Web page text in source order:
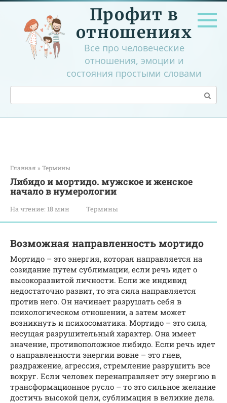
Перейти
контенту
Профит в
отношениях
Все про человеческие
отношения, эмоции и
состояния простыми словами
Поиск:
Главная » Термины
Либидо и мортидо. мужское и женское
начало в нумерологии
На чтение: 18 мин Термины
Возможная направленность мортидо
Мортидо – это энергия, которая направляется на
созидание путем сублимации, если речь идет о
высокоразвитой личности. Если же индивид
недостаточно развит, то эта сила направляется
против него. Он начинает разрушать себя в
психологическом отношении, а затем может
возникнуть и психосоматика. Мортидо – это сила,
несущая разрушительный характер. Она имеет
значение, противоположное либидо. Если речь идет
о направленности энергии вовне – это гнев,
раздражение, агрессия, стремление разрушить все
вокруг. Если человек перенаправляет эту энергию в
трансформационное русло – то это сильное желание
достичь высокой цели, сублимация в великие дела.